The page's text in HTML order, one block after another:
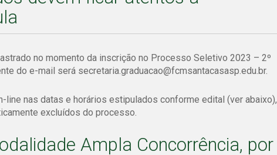
no momento da inscrição no Processo Seletivo 2023 – 2º
do e-mail será secretaria.graduacao@fcmsantacasasp.edu.br.
nas datas e horários estipulados conforme edital (ver abaixo),
excluídos do processo.
Ampla Concorrência, por